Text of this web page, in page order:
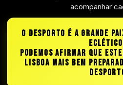
JOGOS
MEMBRO
EVENTOS
acompanhar
O DESPORTO É A GRANDE
PODEMOS AFIRMAR QUE
LISBOA MAIS BEM